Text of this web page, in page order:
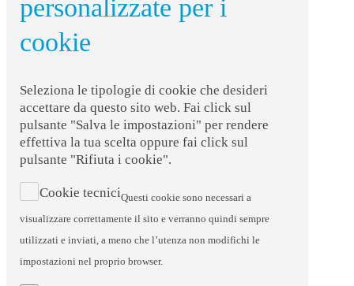
personalizzate per i
cookie
Seleziona le tipologie di cookie che desideri
accettare da questo sito web. Fai click sul
pulsante "Salva le impostazioni" per rendere
effettiva la tua scelta oppure fai click sul
pulsante "Rifiuta i cookie".
Cookie tecniciQuesti cookie sono necessari a
visualizzare correttamente il sito e verranno quindi sempre
utilizzati e inviati, a meno che l’utenza non modifichi le
impostazioni nel proprio browser.